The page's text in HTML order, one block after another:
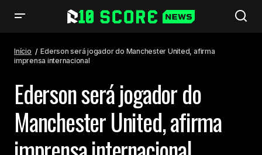
internacional
Início
Ederson será jogador do Manchester United, afirma
imprensa internacional
Ederson será jogador do
Manchester United, afirma